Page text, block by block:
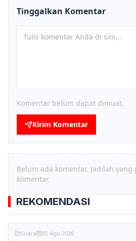
Tinggalkan Komentar
Komentar belum dapat dimuat.
Kirim Komentar
Belum ada komentar. Jadilah
komentar.
REKOMENDASI
Suara 05 Agu 2026